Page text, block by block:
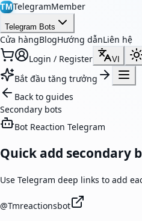
TMTelegramMember
Telegram Bots
Cửa hàngBlogHướng dẫnLiên hệ
Login / Register
VI
Bắt đầu tăng trưởng
Back to guides
Secondary bots
Bot Reaction Telegram
Quick add secondary
Use Telegram deep links to add
@Tmreactionsbot